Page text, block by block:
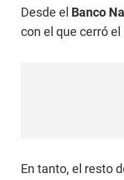
Desde el Banco
con el que cerró
En tanto, el resto